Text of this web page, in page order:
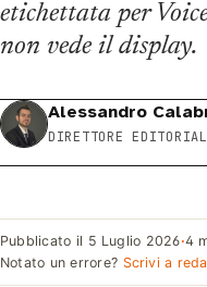
etichettata per
non vede il display.
Alessandro
DIRETTORE
Pubblicato il 5 Luglio 2026·4
Notato un errore? Scrivi a